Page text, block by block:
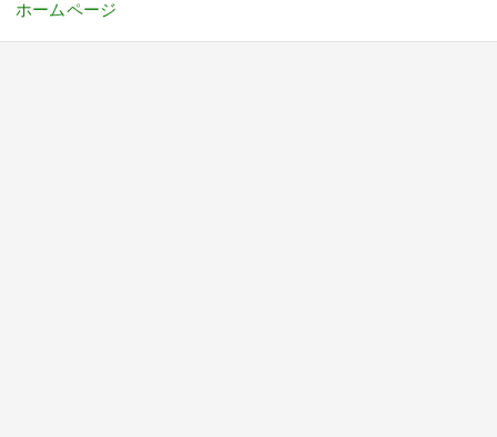
ホームページ